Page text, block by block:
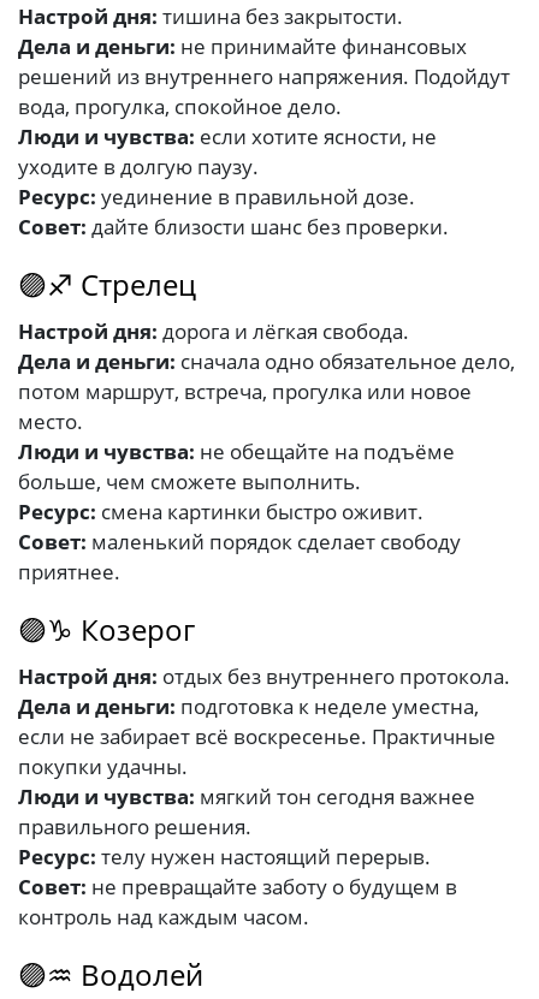
Настрой дня: тишина без закрытости.
Дела и деньги: не принимайте финансовых
решений из внутреннего напряжения. Подойдут
вода, прогулка, спокойное дело.
Люди и чувства: если хотите ясности, не
уходите в долгую паузу.
Ресурс: уединение в правильной дозе.
Совет: дайте близости шанс без проверки.
🟣♐ Стрелец
Настрой дня: дорога и лёгкая свобода.
Дела и деньги: сначала одно обязательное дело,
потом маршрут, встреча, прогулка или новое
место.
Люди и чувства: не обещайте на подъёме
больше, чем сможете выполнить.
Ресурс: смена картинки быстро оживит.
Совет: маленький порядок сделает свободу
приятнее.
🟣♑ Козерог
Настрой дня: отдых без внутреннего протокола.
Дела и деньги: подготовка к неделе уместна,
если не забирает всё воскресенье. Практичные
покупки удачны.
Люди и чувства: мягкий тон сегодня важнее
правильного решения.
Ресурс: телу нужен настоящий перерыв.
Совет: не превращайте заботу о будущем в
контроль над каждым часом.
🟣♒ Водолей